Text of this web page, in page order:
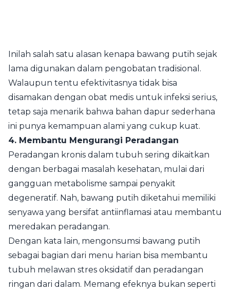
Inilah salah satu alasan kenapa bawang putih sejak
lama digunakan dalam pengobatan tradisional.
Walaupun tentu efektivitasnya tidak bisa
disamakan dengan obat medis untuk infeksi serius,
tetap saja menarik bahwa bahan dapur sederhana
ini punya kemampuan alami yang cukup kuat.
4. Membantu Mengurangi Peradangan
Peradangan kronis dalam tubuh sering dikaitkan
dengan berbagai masalah kesehatan, mulai dari
gangguan metabolisme sampai penyakit
degeneratif. Nah, bawang putih diketahui memiliki
senyawa yang bersifat antiinflamasi atau membantu
meredakan peradangan.
Dengan kata lain, mengonsumsi bawang putih
sebagai bagian dari menu harian bisa membantu
tubuh melawan stres oksidatif dan peradangan
ringan dari dalam. Memang efeknya bukan seperti